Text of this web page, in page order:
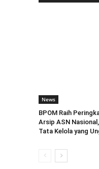
News
BPOM Raih
Arsip ASN
Tata Kelola yang